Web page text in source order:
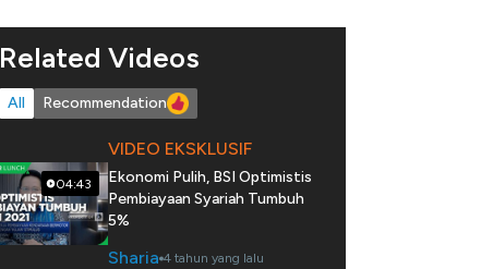
Related Videos
All Recommendation
04:43
VIDEO EKSKLUSIF
Ekonomi Pulih, BSI Optimistis
Pembiayaan Syariah Tumbuh
5%
Sharia 4 tahun yang lalu